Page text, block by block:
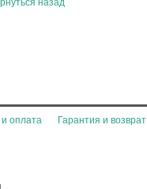
назад
и оплата Гарантия и возврат